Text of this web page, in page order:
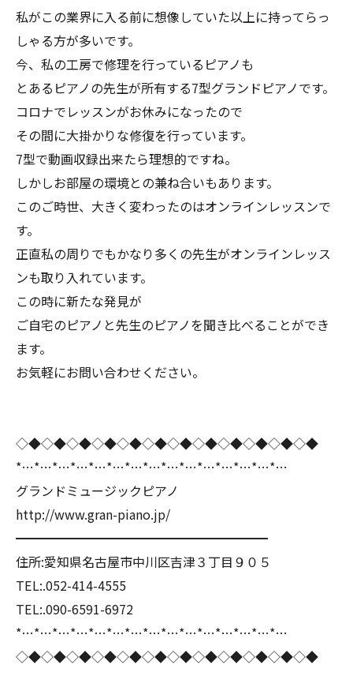
私がこの業界に入る前に想像していた以上に持ってらっ
しゃる方が多いです。
今、私の工房で修理を行っているピアノも
とあるピアノの先生が所有する7型グランドピアノです。
コロナでレッスンがお休みになったので
その間に大掛かりな修復を行っています。
7型で動画収録出来たら理想的ですね。
しかしお部屋の環境との兼ね合いもあります。
このご時世、大きく変わったのはオンラインレッスンで
す。
正直私の周りでもかなり多くの先生がオンラインレッス
ンも取り入れています。
この時に新たな発見が
ご自宅のピアノと先生のピアノを聞き比べることができ
ます。
お気軽にお問い合わせください。
◇◆◇◆◇◆◇◆◇◆◇◆◇◆◇◆◇◆◇◆◇◆◇◆
*…*…*…*…*…*…*…*…*…*…*…*…*…*…*…
グランドミュージックピアノ
http://www.gran-piano.jp/
━━━━━━━━━━━━━━━━━━━━
住所:愛知県名古屋市中川区吉津３丁目９０５
TEL:.052-414-4555
TEL:.090-6591-6972
*…*…*…*…*…*…*…*…*…*…*…*…*…*…*…
◇◆◇◆◇◆◇◆◇◆◇◆◇◆◇◆◇◆◇◆◇◆◇◆